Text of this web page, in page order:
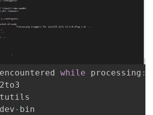
while processing :
dev- bin